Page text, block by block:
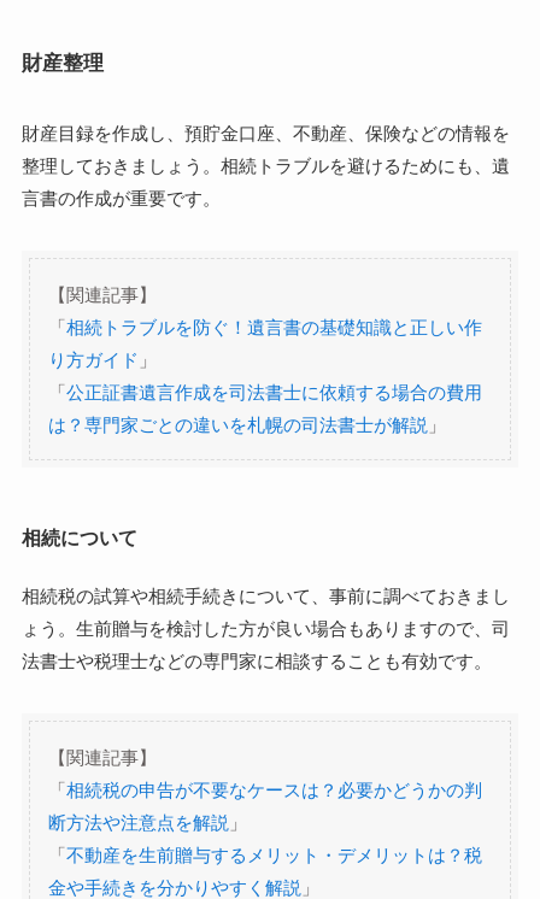
財産整理
財産目録を作成し、預貯金口座、不動産、保険などの情報を
整理しておきましょう。相続トラブルを避けるためにも、遺
言書の作成が重要です。
【関連記事】
「相続トラブルを防ぐ！遺言書の基礎知識と正しい作
り方ガイド 」
「公正証書遺言作成を司法書士に依頼する場合の費用
は？専門家ごとの違いを札幌の司法書士が解説 」
相続について
相続税の試算や相続手続きについて、事前に調べておきまし
ょう。生前贈与を検討した方が良い場合もありますので、司
法書士や税理士などの専門家に相談することも有効です。
【関連記事】
「相続税の申告が不要なケースは？必要かどうかの判
断方法や注意点を解説 」
「不動産を生前贈与するメリット・デメリットは？税
金や手続きを分かりやすく解説 」